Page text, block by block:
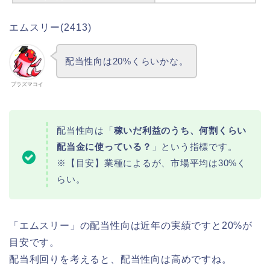
エムスリー(2413)
プラズマコイ
配当性向は20%くらいかな。
配当性向は「稼いだ利益のうち、何割くらい
配当金に使っている？ 」という指標です。
※【目安】業種によるが、市場平均は30%く
らい。
「エムスリー」の配当性向は近年の実績ですと20%が
目安です。
配当利回りを考えると、配当性向は高めですね。